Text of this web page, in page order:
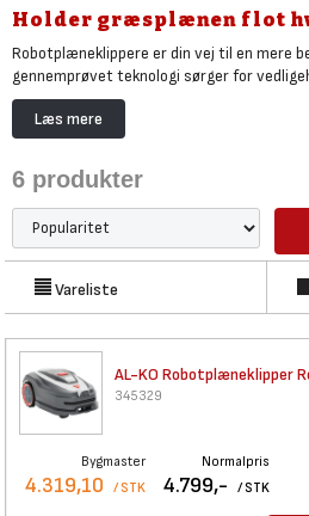
Holder græsplænen flot
Robotplæneklippere er din vej til en mere
gennemprøvet teknologi sørger for
Modeller med eller uden kanttråd
Robotplæneklipperen klipper selvstændigt
afgrænsede område, du har angivet. Nogle
installerer en kanttråd under jorden for at
andre modeller er uden kanttråd kanttråd
sensorer, avanceret programmering og GPS.
støjende, og da den løbende klipper
græs op og køre med haveaffald.
Læs mere
6 produkter
Vareliste
AL-KO Robotplæneklipper
345329
Bygmaster
4.319,10 / STK
Normalpris
4.799,- / STK